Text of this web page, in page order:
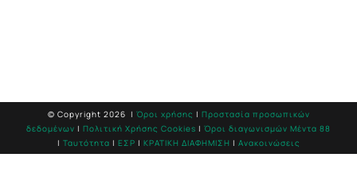
© Copyright 2026 | Όροι χρήσης | Προστασία προσωπικών
δεδομένων | Πολιτική Χρήσης Cookies | Όροι διαγωνισμών Mέντα 88
| Ταυτότητα | ΕΣΡ | ΚΡΑΤΙΚΗ ΔΙΑΦΗΜΙΣΗ | Ανακοινώσεις